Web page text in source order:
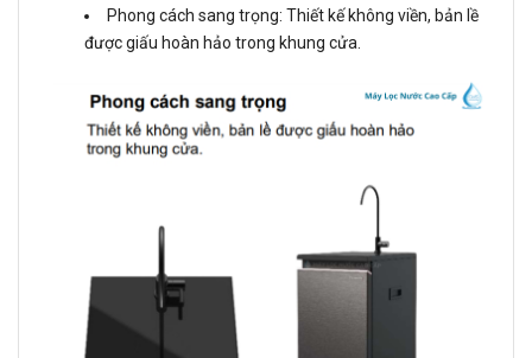
Phong cách sang trọng: Thiết kế không viền, bản lề
được giấu hoàn hảo trong khung cửa.